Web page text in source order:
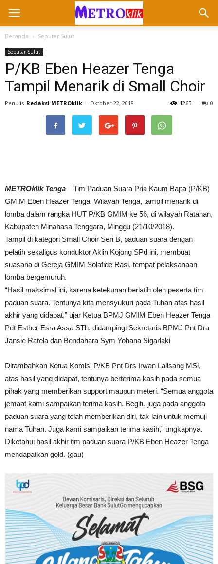
Beranda Seputar Sulut
Seputar Sulut
P/KB Eben Heazer Tenga
Tampil Menarik di Small Choir
Penulis Redaksi METROklik - Oktober 22, 2018 0
1265
METROklik Tenga – Tim Paduan Suara Pria Kaum Bapa (P/KB)
GMIM Eben Heazer Tenga, Wilayah Tenga, tampil menarik di
lomba dalam rangka HUT P/KB GMIM ke 56, di wilayah Ratahan,
Kabupaten Minahasa Tenggara, Minggu (21/10/2018).
Tampil di kategori Small Choir Seri B, paduan suara dengan
pelatih sekaligus konduktor Aklin Kojong SPd ini, membuat
suasana di Gereja GMIM Solafide Rasi, tempat pelaksanaan
lomba bergemuruh.
“Hasil maksimal ini, karena ketekunan berlatih oleh peserta tim
paduan suara. Tentunya kita mensyukuri pada Tuhan atas hasil
akhir yang didapat,” ujar Ketua BPMJ GMIM Eben Heazer Tenga
Pdt Esther Esra Assa STh, didampingi Sekretaris BPMJ Pnt Dra
Jansie Ratela dan Bendahara Sym Yohana Sigarlaki
Ditambahkan Ketua Komisi P/KB Pnt Drs Irwan Lalisang MSi,
atas hasil yang didapat, tentunya berterima kasih pada semua
pihak yang memberikan support maupun meteri. “Semua anggota
jemaat kami sampaikan terima kasih. Begitu juga pada anggota
paduan suara yang telah memberikan diri, tak lain untuk memuji
nama Tuhan. Juga kami sampaikan terima kasih,” ungkapnya.
Diketahui hasil akhir tim paduan suara P/KB Eben Heazer Tenga
mendapatkan gold. (gau)